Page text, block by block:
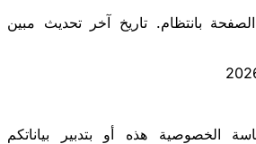
بانتظام. تاريخ آخر تحديث مبين
الخصوصية هذه أو بتدبير بياناتكم